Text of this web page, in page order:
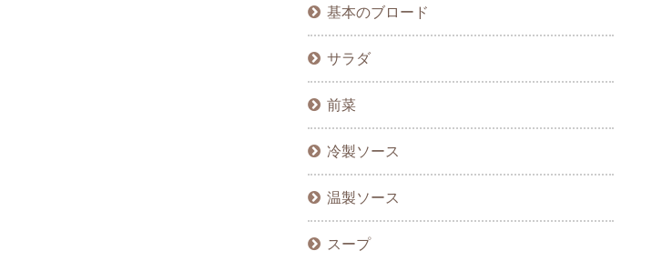
基本のブロード
サラダ
前菜
冷製ソース
温製ソース
スープ